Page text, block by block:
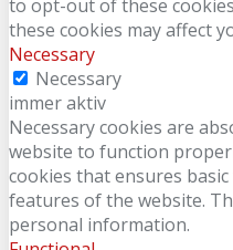
to opt-out of these
these cookies may affect
Necessary
Necessary
immer aktiv
Necessary cookies are
website to function
cookies that ensures
features of the website.
personal information.